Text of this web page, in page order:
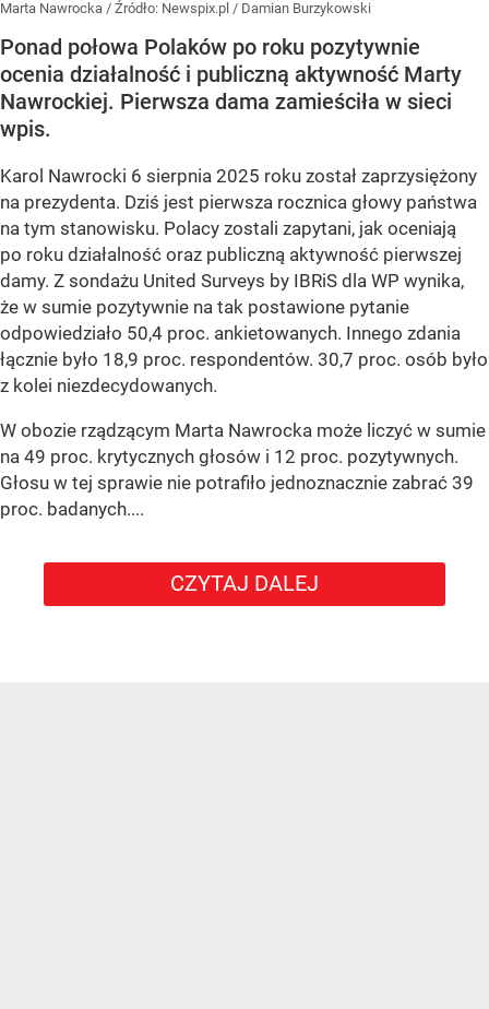
Marta Nawrocka / Źródło: Newspix.pl / Damian Burzykowski
Ponad połowa Polaków po roku pozytywnie
ocenia działalność i publiczną aktywność Marty
Nawrockiej. Pierwsza dama zamieściła w sieci
wpis.
Karol Nawrocki 6 sierpnia 2025 roku został zaprzysiężony
na prezydenta. Dziś jest pierwsza rocznica głowy państwa
na tym stanowisku. Polacy zostali zapytani, jak oceniają
po roku działalność oraz publiczną aktywność pierwszej
damy. Z sondażu United Surveys by IBRiS dla WP wynika,
że w sumie pozytywnie na tak postawione pytanie
odpowiedziało 50,4 proc. ankietowanych. Innego zdania
łącznie było 18,9 proc. respondentów. 30,7 proc. osób było
z kolei niezdecydowanych.
W obozie rządzącym Marta Nawrocka może liczyć w sumie
na 49 proc. krytycznych głosów i 12 proc. pozytywnych.
Głosu w tej sprawie nie potrafiło jednoznacznie zabrać 39
proc. badanych....
CZYTAJ DALEJ